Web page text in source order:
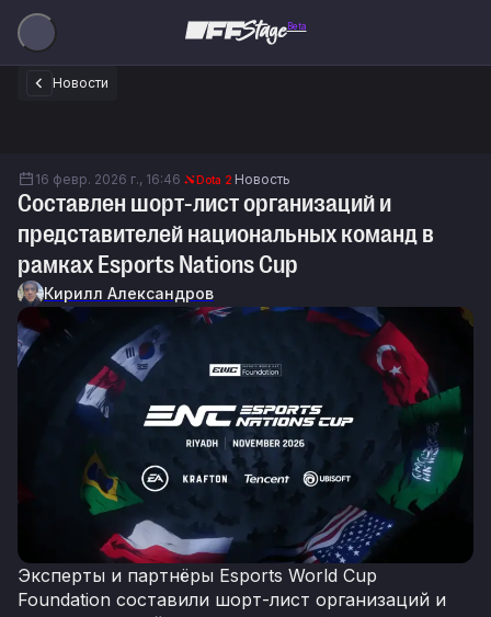
Beta
Новости
16 февр. 2026 г., 16:46 Dota 2 Новость
Составлен шорт-лист организаций и
представителей национальных команд в
рамках Esports Nations Cup
Кирилл Александров
Эксперты и партнёры Esports World Cup
Foundation составили шорт-лист организаций и